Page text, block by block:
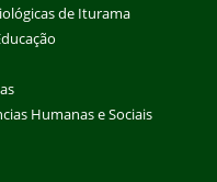
de Iturama
Humanas e Sociais